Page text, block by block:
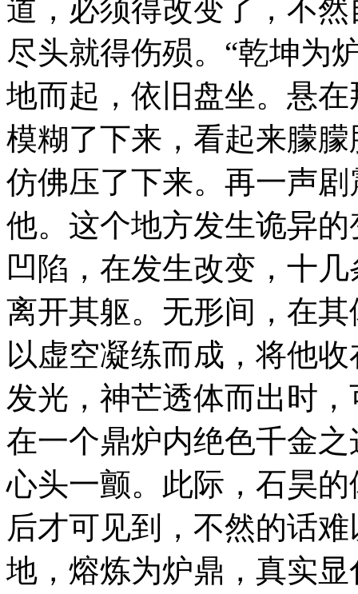
道，必须得改变了，不
尽头就得伤殒。“乾坤为
地而起，依旧盘坐。悬
模糊了下来，看起来朦
仿佛压了下来。再一声
他。这个地方发生诡异
凹陷，在发生改变，十
离开其躯。无形间，在
以虚空凝练而成，将他
发光，神芒透体而出时
在一个鼎炉内绝色千金
心头一颤。此际，石昊
后才可见到，不然的话
地，熔炼为炉鼎，真实